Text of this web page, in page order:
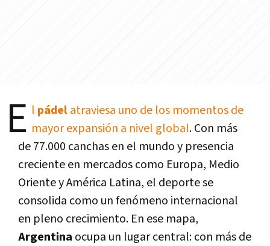
E l pádelatraviesa uno de los momentos de
mayor expansión a nivel global. Con más
de 77.000 canchas en el mundo y presencia
creciente en mercados como Europa, Medio
Oriente y América Latina, el deporte se
consolida como un fenómeno internacional
en pleno crecimiento. En ese mapa,
Argentina ocupa un lugar central: con más de